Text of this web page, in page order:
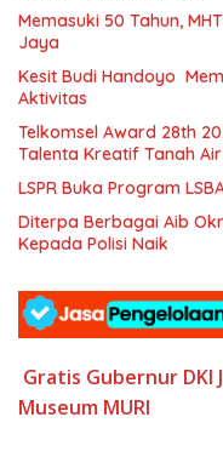
Memasuki 50 Tahun,
Jaya
Kesit Budi Handoyo
Aktivitas
Telkomsel Award 28th
Talenta Kreatif Tanah Air
Diterpa Berbagai Aib
Kepada Polisi Naik
Gratis Gubernur DKI
Museum MURI